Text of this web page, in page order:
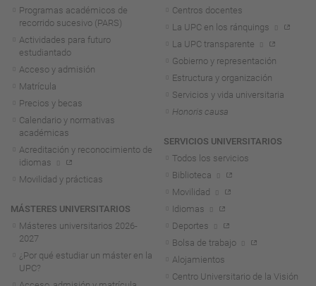
Programas académicos de
recorrido sucesivo (PARS)
Actividades para futuro
estudiantado
Acceso y admisión
Matrícula
Precios y becas
Calendario y normativas
académicas
Acreditación y reconocimiento de
idiomas
Movilidad y prácticas
MÁSTERES UNIVERSITARIOS
Másteres universitarios 2026-
2027
¿Por qué estudiar un máster en la
UPC?
Centros docentes
La UPC en los ránquings
La UPC transparente
Gobierno y representación
Estructura y organización
Servicios y vida universitaria
Honoris causa
SERVICIOS UNIVERSITARIOS
Todos los servicios
Biblioteca
Movilidad
Idiomas
Deportes
Bolsa de trabajo
Alojamientos
Centro Universitario de la Visión